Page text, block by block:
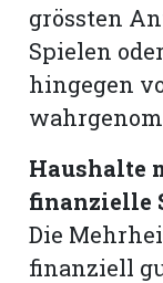
grössten
Spielen
hingegen
Haushalte
finanzielle
Die
finanziell